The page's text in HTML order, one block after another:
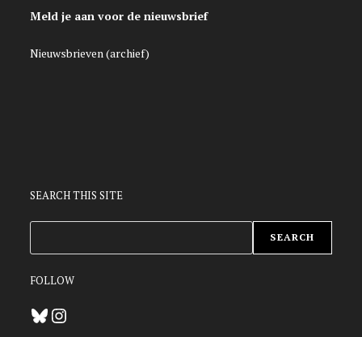
Meld je aan voor de nieuwsbrief
Nieuwsbrieven (archief)
SEARCH THIS SITE
SEARCH
FOLLOW
BlueskyInstagram